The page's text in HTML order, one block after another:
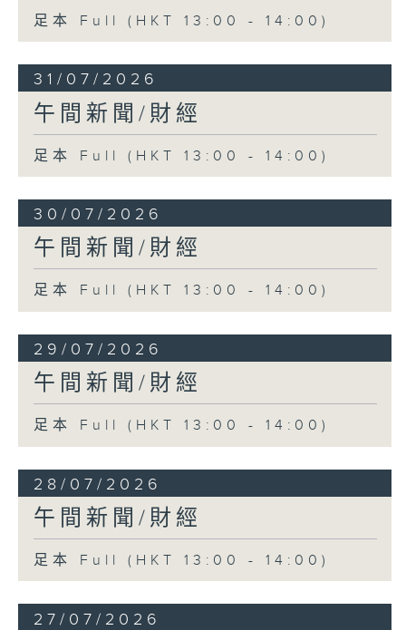
足本 Full (HKT 13:00 - 14:00)
31/07/2026
午間新聞/財經
足本 Full (HKT 13:00 - 14:00)
30/07/2026
午間新聞/財經
足本 Full (HKT 13:00 - 14:00)
29/07/2026
午間新聞/財經
足本 Full (HKT 13:00 - 14:00)
28/07/2026
午間新聞/財經
足本 Full (HKT 13:00 - 14:00)
27/07/2026